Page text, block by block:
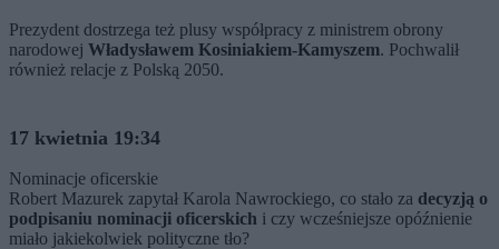
Prezydent dostrzega też plusy współpracy z ministrem obrony
narodowej Władysławem Kosiniakiem-Kamyszem. Pochwalił
również relacje z Polską 2050.
17 kwietnia 19:34
Nominacje oficerskie
Robert Mazurek zapytał Karola Nawrockiego, co stało za decyzją o
podpisaniu nominacji oficerskich i czy wcześniejsze opóźnienie
miało jakiekolwiek polityczne tło?